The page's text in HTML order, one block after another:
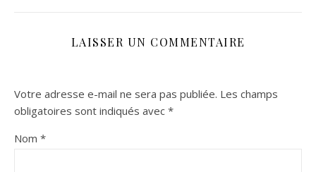
LAISSER UN COMMENTAIRE
Votre adresse e-mail ne sera pas publiée. Les champs
obligatoires sont indiqués avec *
Nom *